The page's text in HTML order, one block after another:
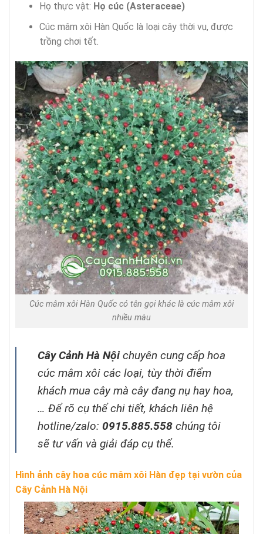
Họ thực vật: Họ cúc (Asteraceae)
Cúc mâm xôi Hàn Quốc là loại cây thời vụ, được
trồng chơi tết.
Cúc mâm xôi Hàn Quốc có tên gọi khác là cúc mâm xôi
nhiều màu
Cây Cảnh Hà Nộichuyên cung cấp hoa
cúc mâm xôi các loại, tùy thời điểm
khách mua cây mà cây đang nụ hay hoa,
… Để rõ cụ thể chi tiết, khách liên hệ
hotline/zalo: 0915.885.558 chúng tôi
sẽ tư vấn và giải đáp cụ thể.
Hình ảnh cây hoa cúc mâm xôi Hàn đẹp tại vườn của
Cây Cảnh Hà Nội